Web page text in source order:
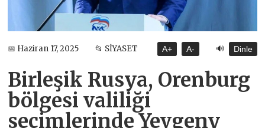
📅 Haziran 17, 2025 📂 SİYASET A+ A- 🔊 Dinle
Birleşik Rusya, Orenburg
bölgesi valiliği
seçimlerinde Yevgeny